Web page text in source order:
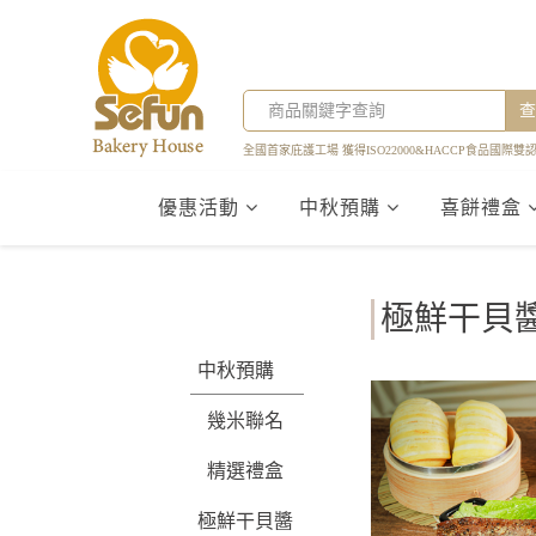
全國首家庇護工場 獲得ISO22000&HACCP食品國際雙
優惠活動 中秋預購 喜餅禮盒
中秋預購
幾米聯名
精選禮盒
極鮮干貝醬
極鮮干貝